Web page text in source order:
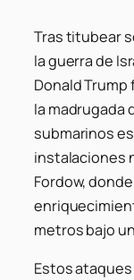
Tras titubear
la guerra de
Donald
la madrugada
submarinos
instalaciones
Fordow,
metros bajo
Estos